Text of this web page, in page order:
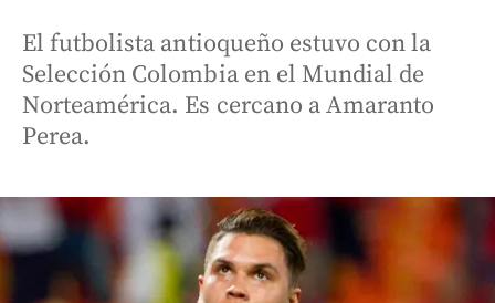
El futbolista antioqueño estuvo con la
Selección Colombia en el Mundial de
Norteamérica. Es cercano a Amaranto
Perea.